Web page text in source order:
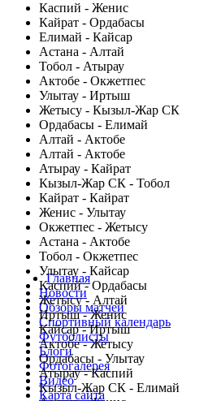
Каспий - Женис
Кайрат - Ордабасы
Елимай - Кайсар
Астана - Алтай
Тобол - Атырау
Актобе - Окжетпес
Улытау - Иртыш
Жетысу - Кызыл-Жар СК
Ордабасы - Елимай
Алтай - Актобе
Алтай - Актобе
Атырау - Кайрат
Кызыл-Жар СК - Тобол
Кайрат - Кайрат
Женис - Улытау
Окжетпес - Жетысу
Астана - Актобе
Тобол - Окжетпес
Улытау - Кайсар
Каспий - Ордабасы
Жетысу - Алтай
Иртыш - Женис
Кайсар - Иртыш
Актобе - Жетысу
Ордабасы - Улытау
Атырау - Каспий
Кызыл-Жар СК - Елимай
Главная
Новости
Обзоры матчей
Спортивный календарь
Футболисты
Блоги
Фотогалерея
Видео
Карта сайта